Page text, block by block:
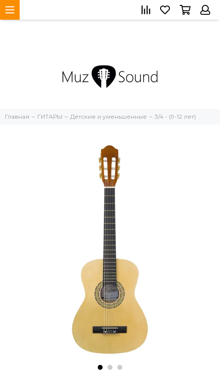
Главная ГИТАРЫ Детские и уменьшенные 3/4 - (9-12 лет)